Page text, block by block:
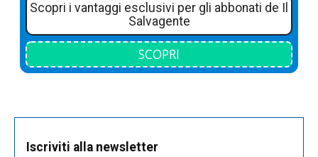
Scopri i vantaggi esclusivi per gli abbonati de Il
Salvagente
SCOPRI
Iscriviti alla newsletter